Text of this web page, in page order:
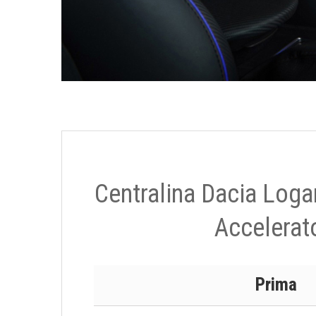
Centralina Dacia
Prima